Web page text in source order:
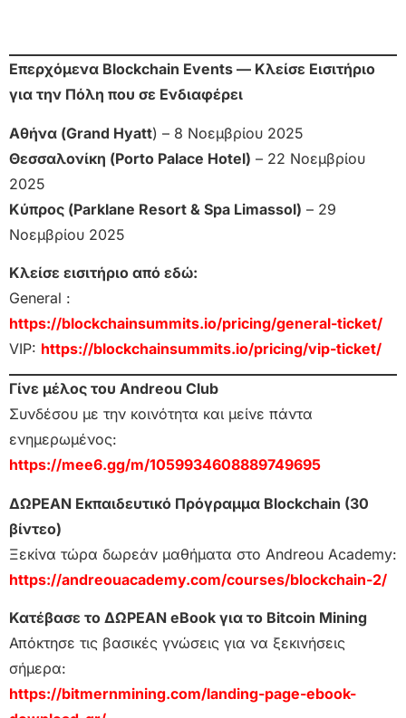
Επερχόμενα Blockchain Events — Κλείσε Εισιτήριο
για την Πόλη που σε Ενδιαφέρει
Αθήνα (Grand Hyatt) – 8 Νοεμβρίου 2025
Θεσσαλονίκη (Porto Palace Hotel) – 22 Νοεμβρίου
2025
Κύπρος (Parklane Resort & Spa Limassol) – 29
Νοεμβρίου 2025
Κλείσε εισιτήριο από εδώ:
General :
https://blockchainsummits.io/pricing/general-ticket/
VIP: https://blockchainsummits.io/pricing/vip-ticket/
Γίνε μέλος του Andreou Club
Συνδέσου με την κοινότητα και μείνε πάντα
ενημερωμένος:
https://mee6.gg/m/1059934608889749695
ΔΩΡΕΑΝ Εκπαιδευτικό Πρόγραμμα Blockchain (30
βίντεο)
Ξεκίνα τώρα δωρεάν μαθήματα στο Andreou Academy:
https://andreouacademy.com/courses/blockchain-2/
Κατέβασε το ΔΩΡΕΑΝ eBook για το Bitcoin Mining
Απόκτησε τις βασικές γνώσεις για να ξεκινήσεις
σήμερα:
https://bitmernmining.com/landing-page-ebook-